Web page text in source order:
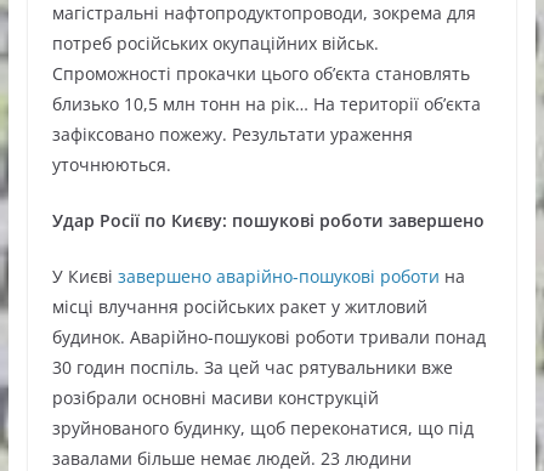
магістральні нафтопродуктопроводи, зокрема для
потреб російських окупаційних військ.
Спроможності прокачки цього об’єкта становлять
близько 10,5 млн тонн на рік… На території об’єкта
зафіксовано пожежу. Результати ураження
уточнюються.
Удар Росії по Києву: пошукові роботи завершено
У Києві завершено аварійно-пошукові роботи на
місці влучання російських ракет у житловий
будинок. Аварійно-пошукові роботи тривали понад
30 годин поспіль. За цей час рятувальники вже
розібрали основні масиви конструкцій
зруйнованого будинку, щоб переконатися, що під
завалами більше немає людей. 23 людини